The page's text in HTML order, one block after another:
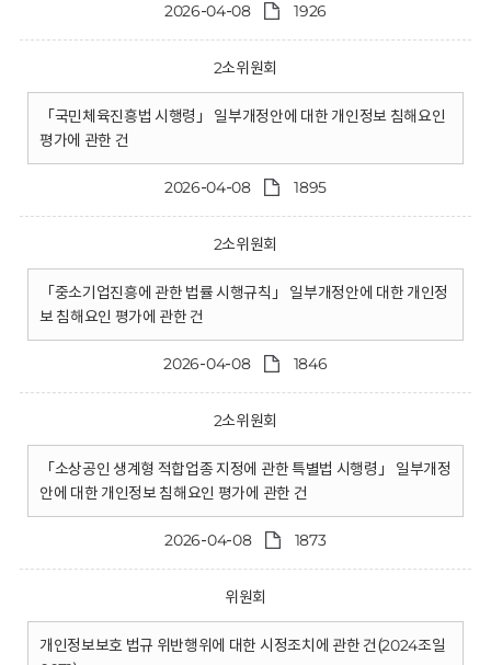
2026-04-08 1926
2소위원회
「국민체육진흥법 시행령」 일부개정안에 대한 개인정보 침해요인
평가에 관한 건
2026-04-08 1895
2소위원회
「중소기업진흥에 관한 법률 시행규칙」 일부개정안에 대한 개인정
보 침해요인 평가에 관한 건
2026-04-08 1846
2소위원회
「소상공인 생계형 적합업종 지정에 관한 특별법 시행령」 일부개정
안에 대한 개인정보 침해요인 평가에 관한 건
2026-04-08 1873
위원회
개인정보보호 법규 위반행위에 대한 시정조치에 관한 건(2024조일